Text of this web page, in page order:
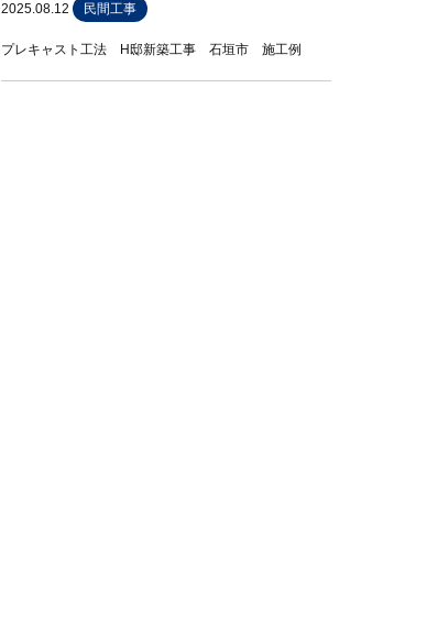
2025.08.12 民間工事
プレキャスト工法 H邸新築工事 石垣市 施工例